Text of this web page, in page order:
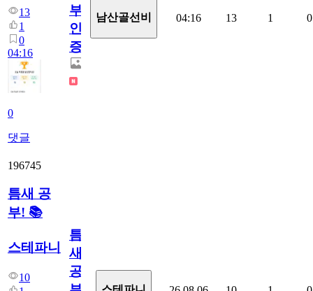
13
1
0
04:16
0
댓글
부
인
증
남산골선비 04:16 13 1 0
196745
틈새 공
부! 📚
스테파니
10
틈
새
공